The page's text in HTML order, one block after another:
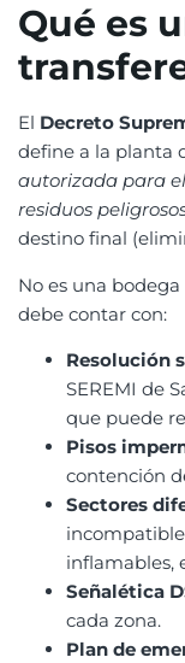
Qué es
El Decreto
define a la planta
autorizada para
residuos
destino final
No es una
debe contar con:
Resolución
SEREMI de
que puede
Pisos
contención
Sectores
inflamables,
Señalética
cada zona.
Plan de